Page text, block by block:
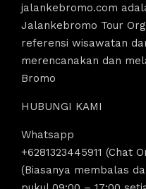
jalankebromo.com
Jalankebromo Tour
referensi wisawatan
merencanakan dan
Bromo
HUBUNGI KAMI
Whatsapp
+6281323445911 (Chat
(Biasanya membalas